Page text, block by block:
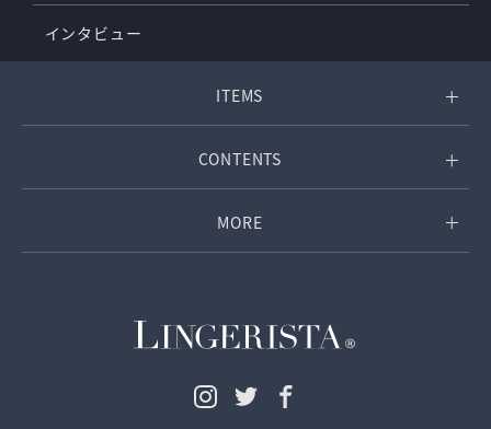
インタビュー
ITEMS
CONTENTS
MORE